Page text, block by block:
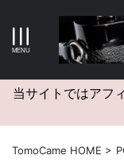
キーワードで検索する
カテゴリー
当サイトではアフ
TomoCame HOME >